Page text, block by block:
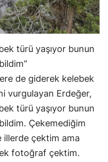
türü yaşıyor bunun
de giderek kelebek
vurgulayan Erdeğer,
türü yaşıyor bunun
Çekemediğim
illerde çektim ama
fotoğraf çektim.